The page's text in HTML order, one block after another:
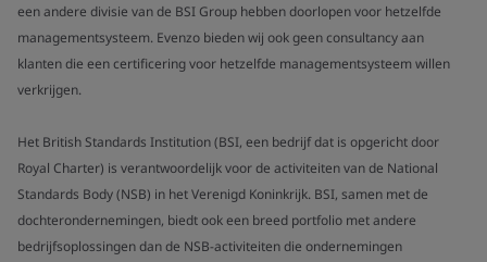
een andere divisie van de BSI Group hebben doorlopen voor hetzelfde
managementsysteem. Evenzo bieden wij ook geen consultancy aan
klanten die een certificering voor hetzelfde managementsysteem willen
verkrijgen.
Het British Standards Institution (BSI, een bedrijf dat is opgericht door
Royal Charter) is verantwoordelijk voor de activiteiten van de National
Standards Body (NSB) in het Verenigd Koninkrijk. BSI, samen met de
dochterondernemingen, biedt ook een breed portfolio met andere
bedrijfsoplossingen dan de NSB-activiteiten die ondernemingen